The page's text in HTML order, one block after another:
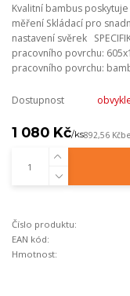
Kvalitní bambus
měření Skládací pro
nastavení svěrek
pracovního povrchu:
pracovního povrchu:
Dostupnost
1 080 Kč/ks892,56 Kč
Číslo produktu:
EAN kód:
Hmotnost: